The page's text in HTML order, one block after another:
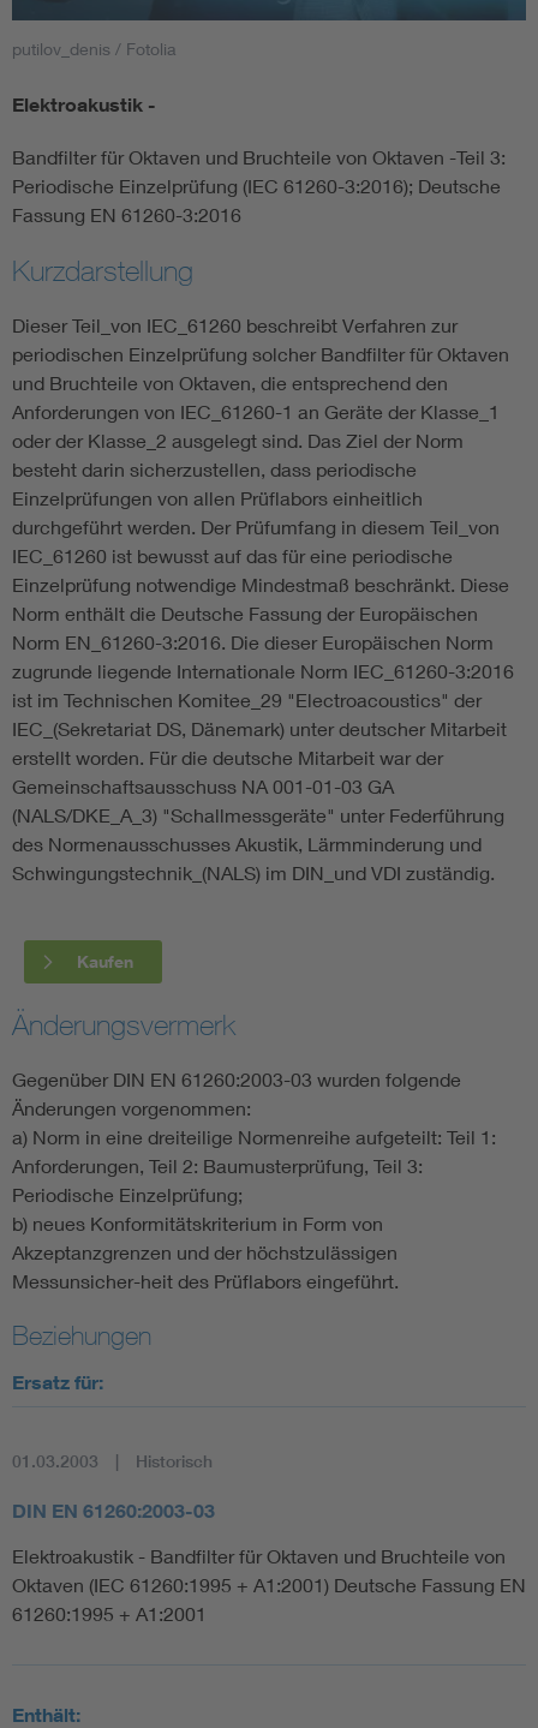
Smart Cities
DKE Fachinformationen im Kontext der Normung
Blitzschutz: DIN EN 62305 in der Übersicht
Cybersecurity in der Industrieautomatisierung
DIN VDE 0100 für sichere Elektroinstallationen
Elektrofachkraft (EFK)
putilov_denis / Fotolia
Elektroakustik -
Bandfilter für Oktaven und Bruchteile von Oktaven -Teil 3:
Periodische Einzelprüfung (IEC 61260-3:2016); Deutsche
Fassung EN 61260-3:2016
Kurzdarstellung
Dieser Teil_von IEC_61260 beschreibt Verfahren zur
periodischen Einzelprüfung solcher Bandfilter für Oktaven
und Bruchteile von Oktaven, die entsprechend den
Anforderungen von IEC_61260-1 an Geräte der Klasse_1
oder der Klasse_2 ausgelegt sind. Das Ziel der Norm
besteht darin sicherzustellen, dass periodische
Einzelprüfungen von allen Prüflabors einheitlich
durchgeführt werden. Der Prüfumfang in diesem Teil_von
IEC_61260 ist bewusst auf das für eine periodische
Einzelprüfung notwendige Mindestmaß beschränkt. Diese
Norm enthält die Deutsche Fassung der Europäischen
Norm EN_61260-3:2016. Die dieser Europäischen Norm
zugrunde liegende Internationale Norm IEC_61260-3:2016
ist im Technischen Komitee_29 "Electroacoustics" der
IEC_(Sekretariat DS, Dänemark) unter deutscher Mitarbeit
erstellt worden. Für die deutsche Mitarbeit war der
Gemeinschaftsausschuss NA 001-01-03 GA
(NALS/DKE_A_3) "Schallmessgeräte" unter Federführung
des Normenausschusses Akustik, Lärmminderung und
Schwingungstechnik_(NALS) im DIN_und VDI zuständig.
Kaufen
Änderungsvermerk
Gegenüber DIN EN 61260:2003-03 wurden folgende
Änderungen vorgenommen:
a) Norm in eine dreiteilige Normenreihe aufgeteilt: Teil 1:
Anforderungen, Teil 2: Baumusterprüfung, Teil 3:
Periodische Einzelprüfung;
b) neues Konformitätskriterium in Form von
Akzeptanzgrenzen und der höchstzulässigen
Messunsicher-heit des Prüflabors eingeführt.
Beziehungen
Ersatz für:
01.03.2003 Historisch
DIN EN 61260:2003-03
Elektroakustik - Bandfilter für Oktaven und Bruchteile von
Oktaven (IEC 61260:1995 + A1:2001) Deutsche Fassung EN
61260:1995 + A1:2001
Enthält: